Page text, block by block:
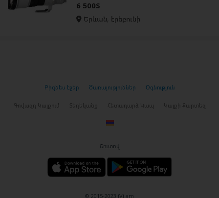
6 500$
Երևան, էրեբունի
Բիզնես էջեր Ծառայություններ Օգնություն
Գովազդ Կայքում Տեղեկանք Հետադարձ Կապ Կայքի Քարտեզ
Շուտով
© 2015-2023 iVi.am